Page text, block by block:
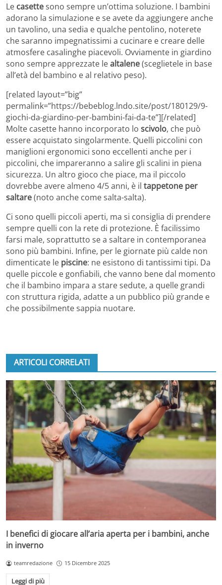
Le casettesono sempre un’ottima soluzione. I bambini
adorano la simulazione e se avete da aggiungere anche
un tavolino, una sedia e qualche pentolino, noterete
che saranno impegnatissimi a cucinare e creare delle
atmosfere casalinghe piacevoli. Ovviamente in giardino
sono sempre apprezzate lealtalene(sceglietele in base
all’età del bambino e al relativo peso).
[related layout=”big”
permalink=”https://bebeblog.lndo.site/post/180129/9-
giochi-da-giardino-per-bambini-fai-da-te”][/related]
Molte casette hanno incorporato lo scivolo, che può
essere acquistato singolarmente. Quelli piccolini con
maniglioni ergonomici sono eccellenti anche per i
piccolini, che impareranno a salire gli scalini in piena
sicurezza. Un altro gioco che piace, ma il piccolo
dovrebbe avere almeno 4/5 anni, è il tappetone per
saltare(noto anche come salta-salta).
Ci sono quelli piccoli aperti, ma si consiglia di prendere
sempre quelli con la rete di protezione. È facilissimo
farsi male, soprattutto se a saltare in contemporanea
sono più bambini. Infine, per le giornate più calde non
dimenticate le piscine: ne esistono di tantissimi tipi. Da
quelle piccole e gonfiabili, che vanno bene dal momento
che il bambino impara a stare sedute, a quelle grandi
con struttura rigida, adatte a un pubblico più grande e
che possibilmente sappia nuotare.
ARTICOLI CORRELATI
I benefici di giocare all’aria aperta per i bambini, anche
in inverno
teamredazione 15 Dicembre 2025
Leggi di più